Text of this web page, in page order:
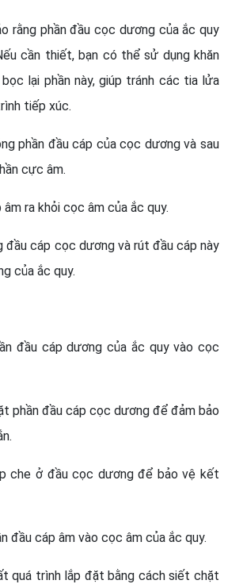
rằng phần đầu cọc dương của ắc quy
cần thiết, bạn có thể sử dụng khăn
lại phần này, giúp tránh các tia lửa
tiếp xúc.
phần đầu cáp của cọc dương và sau
cực âm.
ra khỏi cọc âm của ắc quy.
đầu cáp cọc dương và rút đầu cáp này
của ắc quy.
đầu cáp dương của ắc quy vào cọc
phần đầu cáp cọc dương để đảm bảo
che ở đầu cọc dương để bảo vệ kết
đầu cáp âm vào cọc âm của ắc quy.
quá trình lắp đặt bằng cách siết chặt